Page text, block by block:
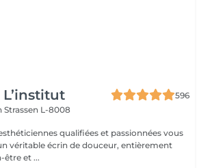
596
Strassen L-8008
qualifiées et passionnées vous
véritable écrin de douceur, entièrement
être et ...